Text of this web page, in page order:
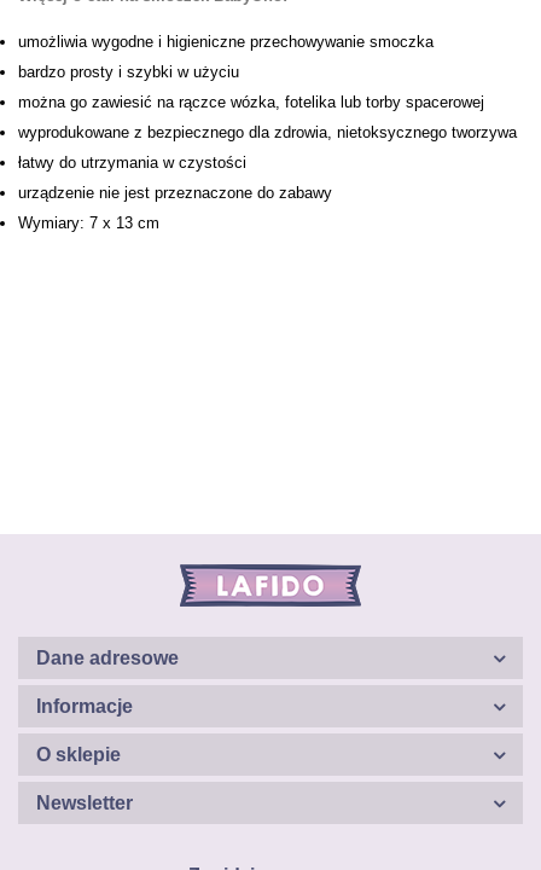
umożliwia wygodne i higieniczne przechowywanie smoczka
bardzo prosty i szybki w użyciu
można go zawiesić na rączce wózka, fotelika lub torby spacerowej
wyprodukowane z bezpiecznego dla zdrowia, nietoksycznego tworzywa
łatwy do utrzymania w czystości
urządzenie nie jest przeznaczone do zabawy
Wymiary: 7 x 13 cm
Dane adresowe
Informacje
O sklepie
Newsletter